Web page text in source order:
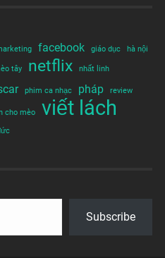
facebook giáo dục hà nội
tây netflix nhất linh
phim ca nhạc pháp review
cho mèo viết lách
Subscribe